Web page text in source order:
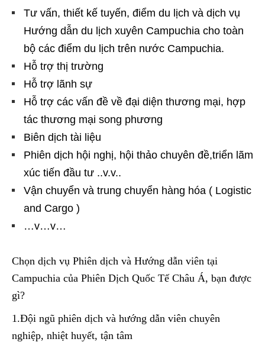
Tư vấn, thiết kế tuyến, điểm du lịch và dịch vụ
Hướng dẫn du lịch xuyên Campuchia cho toàn
bộ các điểm du lịch trên nước Campuchia.
Hỗ trợ thị trường
Hỗ trợ lãnh sự
Hỗ trợ các vấn đề về đại diện thương mại, hợp
tác thương mại song phương
Biên dịch tài liệu
Phiên dịch hội nghị, hội thảo chuyên đề,triển lãm
xúc tiến đầu tư ..v.v..
Vận chuyển và trung chuyển hàng hóa ( Logistic
and Cargo )
…v…v…
Chọn dịch vụ Phiên dịch và Hướng dẫn viên tại
Campuchia của Phiên Dịch Quốc Tế Châu Á, bạn được
gì?
1.Đội ngũ phiên dịch và hướng dẫn viên chuyên
nghiệp, nhiệt huyết, tận tâm